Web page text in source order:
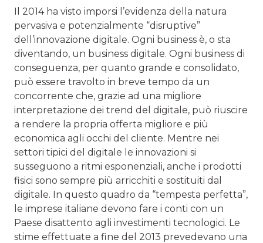
Il 2014 ha visto imporsi l’evidenza della natura
pervasiva e potenzialmente “disruptive”
dell’innovazione digitale. Ogni business è, o sta
diventando, un business digitale. Ogni business di
conseguenza, per quanto grande e consolidato,
può essere travolto in breve tempo da un
concorrente che, grazie ad una migliore
interpretazione dei trend del digitale, può riuscire
a rendere la propria offerta migliore e più
economica agli occhi del cliente. Mentre nei
settori tipici del digitale le innovazioni si
susseguono a ritmi esponenziali, anche i prodotti
fisici sono sempre più arricchiti e sostituiti dal
digitale. In questo quadro da “tempesta perfetta”,
le imprese italiane devono fare i conti con un
Paese disattento agli investimenti tecnologici. Le
stime effettuate a fine del 2013 prevedevano una